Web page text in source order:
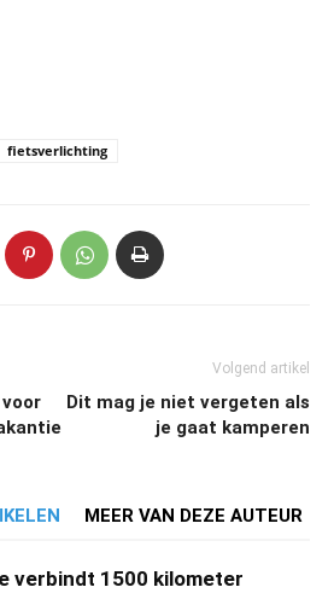
fietsverlichting
Volgend artikel
Dit mag je niet vergeten als
je gaat kamperen
MEER VAN DEZE AUTEUR
verbindt 1500 kilometer